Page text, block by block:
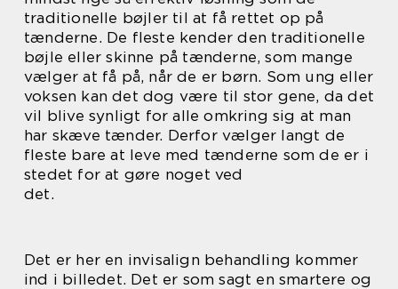
traditionelle bøjler til at få rettet op på
tænderne. De fleste kender den traditionelle
bøjle eller skinne på tænderne, som mange
vælger at få på, når de er børn. Som ung eller
voksen kan det dog være til stor gene, da det
vil blive synligt for alle omkring sig at man
har skæve tænder. Derfor vælger langt de
fleste bare at leve med tænderne som de er i
stedet for at gøre noget ved
det.
Det er her en invisalign behandling kommer
ind i billedet. Det er som sagt en smartere og